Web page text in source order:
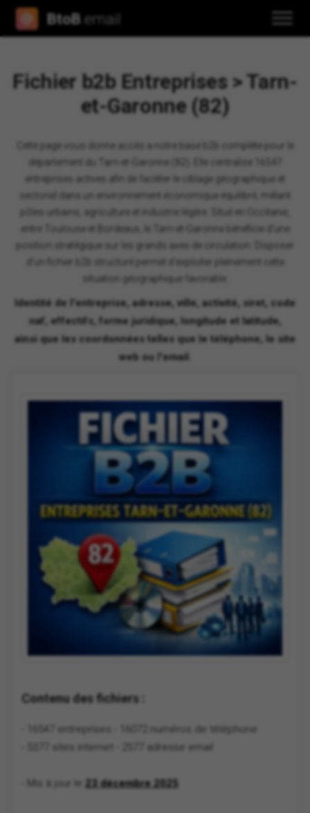
BtoB .email
Fichier b2b Entreprises > Tarn-
et-Garonne (82)
Cette page vous donne accès a notre base b2b complète pour le
département du Tarn-et-Garonne (82). Elle centralise 16547
entreprises actives afin de faciliter le ciblage géographique et
sectoriel dans un environnement économique équilibré, mêlant
pôles urbains, agriculture et industrie légère. Situé en Occitanie,
entre Toulouse et Bordeaux, le Tarn-et-Garonne bénéficie d'une
position stratégique sur les grands axes de circulation. Disposer
d'un fichier b2b structuré permet d'exploiter pleinement cette
situation géographique favorable.
Identité de l'entreprise, adresse, ville, activité, siret, code
naf, effectifs, forme juridique, longitude et latitude,
ainsi que les coordonnées telles que le téléphone, le site
web ou l'email.
Contenu des fichiers :
- 16547 entreprises
- 16072 numéros de téléphone
- 5377 sites internet
- 2577 adresse email
- Mis à jour le 23 décembre 2025